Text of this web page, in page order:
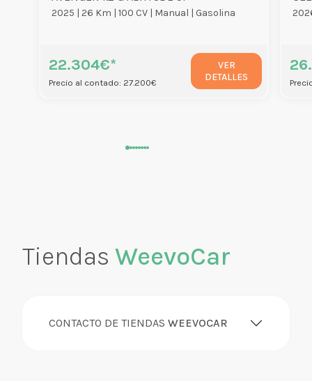
2025 | 26 Km | 100 CV | Manual | Gasolina
22.304€*
Precio al contado: 27.200€
VER
DETALLES
Tiendas WeevoCar
CONTACTO DE TIENDASWEEVOCAR